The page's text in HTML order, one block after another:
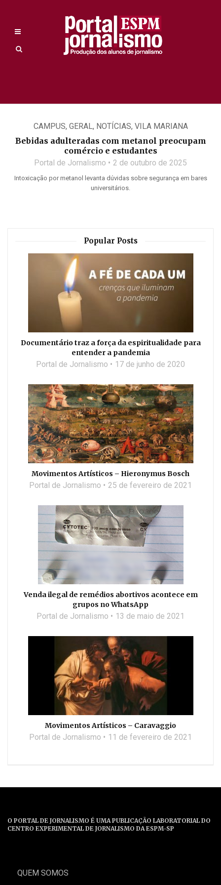
CAMPUS, GERAL, NOTÍCIAS, VILA MARIANA
Bebidas adulteradas com metanol preocupam
comércio e estudantes
Portal de Jornalismo 2 de outubro de 2025
Intoxicação por metanol levanta dúvidas sobre segurança em bares
universitários.
Popular Posts
Documentário traz a força da espiritualidade para
entender a pandemia
Portal de Jornalismo 17 de junho de 2020
Movimentos Artísticos – Hieronymus Bosch
Portal de Jornalismo 25 de fevereiro de 2021
Venda ilegal de remédios abortivos acontece em
grupos no WhatsApp
Portal de Jornalismo 13 de maio de 2021
Movimentos Artísticos – Caravaggio
Portal de Jornalismo 11 de fevereiro de 2021
O PORTAL DE JORNALISMO É UMA PUBLICAÇÃO LABORATORIAL DO
CENTRO EXPERIMENTAL DE JORNALISMO DA ESPM-SP
QUEM SOMOS